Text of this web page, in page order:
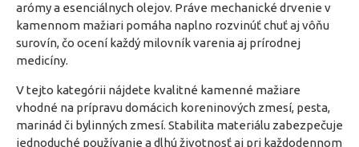
arómy a esenciálnych olejov. Práve mechanické drvenie v
kamennom mažiari pomáha naplno rozvinúť chuť aj vôňu
surovín, čo ocení každý milovník varenia aj prírodnej
medicíny.
V tejto kategórii nájdete kvalitné kamenné mažiare
vhodné na prípravu domácich koreninových zmesí, pesta,
marinád či bylinných zmesí. Stabilita materiálu zabezpečuje
jednoduché používanie a dlhú životnosť aj pri každodennom